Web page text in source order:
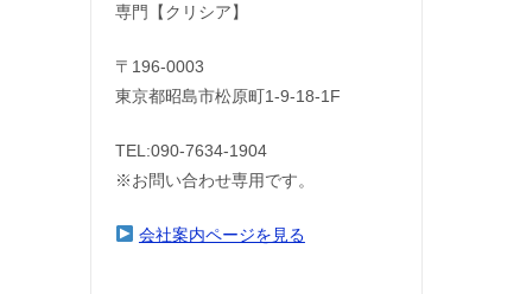
専門【クリシア】
〒196-0003
東京都昭島市松原町1-9‐18‐1F
TEL:090-7634-1904
※お問い合わせ専用です。
会社案内ページを見る